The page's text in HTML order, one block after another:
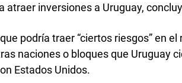
atraer inversiones a Uruguay,
podría traer “ciertos riesgos” en
naciones o bloques que Uruguay
Estados Unidos.